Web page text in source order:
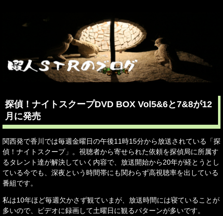
探偵！ナイトスクープDVD BOX Vol5&6と7&8が12
月に発売
関西発で香川では毎週金曜日の午後11時15分から放送されている「探
偵！ナイトスクープ」。視聴者から寄せられた依頼を探偵局に所属す
るタレント達が解決していく内容で、放送開始から20年が経とうとし
ている今でも、深夜という時間帯にも関わらず高視聴率を出している
番組です。
私は10年ほど毎週欠かさず観ていまが、放送時間には寝ていることが
多いので、ビデオに録画して土曜日に観るパターンが多いです。